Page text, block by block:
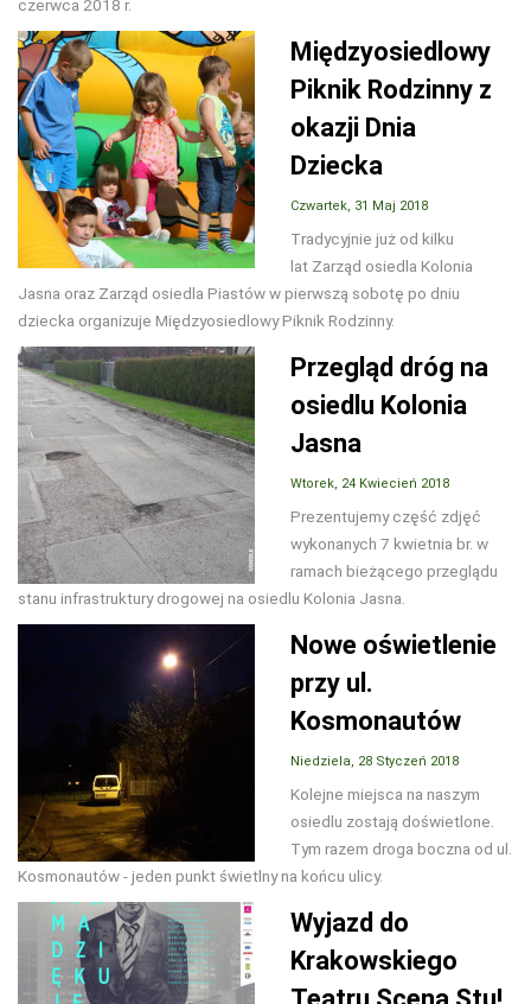
czerwca 2018 r.
Międzyosiedlowy
Piknik Rodzinny z
okazji Dnia
Dziecka
Czwartek, 31 Maj 2018
Tradycyjnie już od kilku
lat Zarząd osiedla Kolonia
Jasna oraz Zarząd osiedla Piastów w pierwszą sobotę po dniu
dziecka organizuje Międzyosiedlowy Piknik Rodzinny.
Przegląd dróg na
osiedlu Kolonia
Jasna
Wtorek, 24 Kwiecień 2018
Prezentujemy część zdjęć
wykonanych 7 kwietnia br. w
ramach bieżącego przeglądu
stanu infrastruktury drogowej na osiedlu Kolonia Jasna.
Nowe oświetlenie
przy ul.
Kosmonautów
Niedziela, 28 Styczeń 2018
Kolejne miejsca na naszym
osiedlu zostają doświetlone.
Tym razem droga boczna od ul.
Kosmonautów - jeden punkt świetlny na końcu ulicy.
Wyjazd do
Krakowskiego